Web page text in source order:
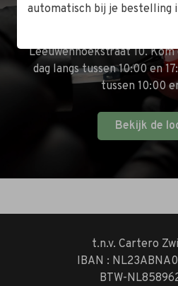
Naast de online shop
Leeuwenhoekstraat 10.
dag langs tussen 10:00 en
tussen 10:00
Bekijk de
t.n.v. Cartero
IBAN :
BTW-
automatisch bij je bestelling